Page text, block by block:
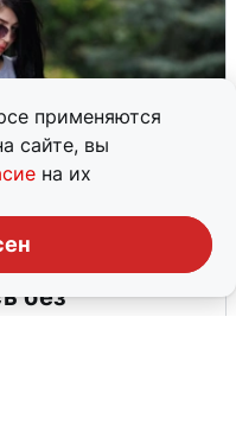
применяются
сайте, вы
на их
без